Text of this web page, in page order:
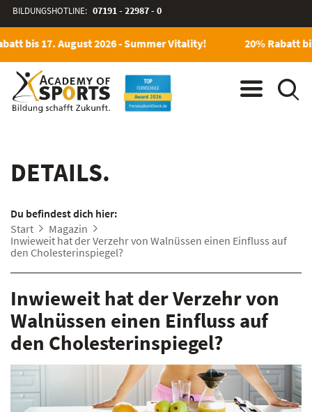
BILDUNGSHOTLINE: 07191 - 22987 - 0
bis 17. August 2026 - Summer Vitality! 20% Rabatt
DETAILS.
Du befindest dich hier:
Start
Magazin
Inwieweit hat der Verzehr von Walnüssen einen Einfluss auf
den Cholesterinspiegel?
Inwieweit hat der Verzehr von
Walnüssen einen Einfluss auf
den Cholesterinspiegel?